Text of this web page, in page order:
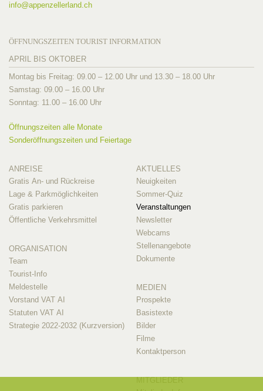
info@appenzellerland.ch
ÖFFNUNGSZEITEN TOURIST INFORMATION
APRIL BIS OKTOBER
Montag bis Freitag: 09.00 – 12.00 Uhr und 13.30 – 18.00 Uhr
Samstag: 09.00 – 16.00 Uhr
Sonntag: 11.00 – 16.00 Uhr
Öffnungszeiten alle Monate
Sonderöffnungszeiten und Feiertage
ANREISE
Gratis An- und Rückreise
Lage & Parkmöglichkeiten
Gratis parkieren
Öffentliche Verkehrsmittel
ORGANISATION
Team
Tourist-Info
Meldestelle
Vorstand VAT AI
Statuten VAT AI
Strategie 2022-2032 (Kurzversion)
AKTUELLES
Neuigkeiten
Sommer-Quiz
Veranstaltungen
Newsletter
Webcams
Stellenangebote
Dokumente
MEDIEN
Prospekte
Basistexte
Bilder
Filme
Kontaktperson